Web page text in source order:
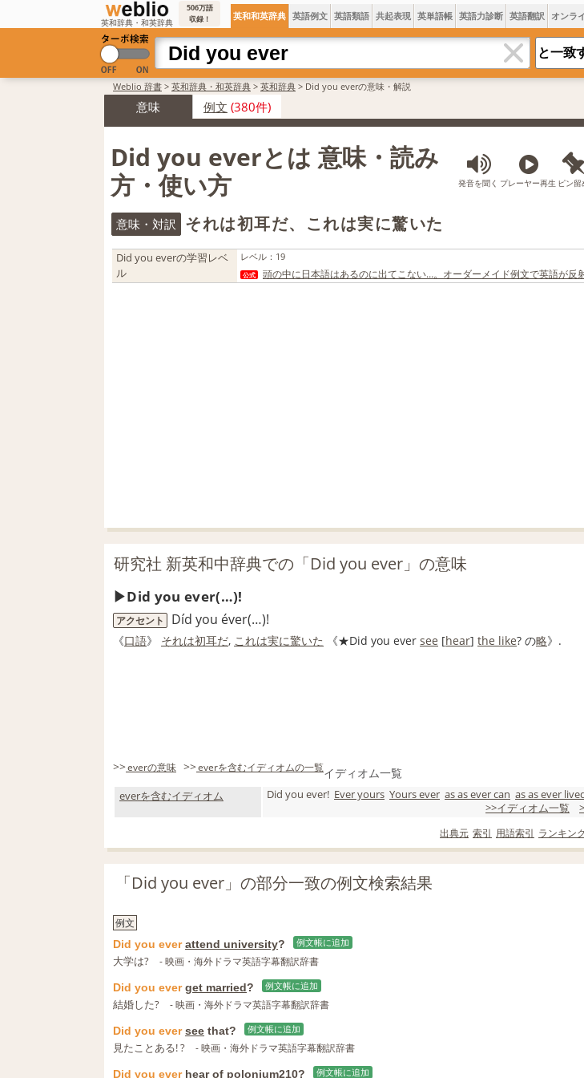
英和辞典・和英辞典
506万語
収録！
英和和英辞典 英語例文 英語類語 共起表現 英単語帳 英語力診断 英語翻訳 オンラ
Weblio 辞書 > 英和辞典・和英辞典 > 英和辞典 > Did you everの意味・解説
意味 例文 (380件)
Did you everとは 意味・読み
方・使い方
発音を聞く プレーヤー再生 ピン留
意味・対訳 それは初耳だ、これは実に驚いた
Did you everの学習レベ
ル
レベル ： 19
公式 頭の中に日本語はあるのに出てこない…。オーダーメイド例文で英語が反
研究社 新英和中辞典での「Did you ever」の意味
Did you ever(…)!
アクセント Díd you éver(…)!
《口語》 それは初耳だ, これは実に驚いた 《★Did you ever see [hear] the like? の略》.
>>everの意味 >>everを含むイディオムの一覧イディオム一覧
everを含むイディオム Did you ever! Ever yours Yours ever as as ever can as as ever
>>イディオム一覧
出典元 索引 用語索引 ランキン
「Did you ever」の部分一致の例文検索結果
例文
Did you ever attend university? 例文帳に追加
大学は? - 映画・海外ドラマ英語字幕翻訳辞書
Did you ever get married? 例文帳に追加
結婚した? - 映画・海外ドラマ英語字幕翻訳辞書
Did you ever see that? 例文帳に追加
見たことある! ? - 映画・海外ドラマ英語字幕翻訳辞書
Did you ever hear of polonium210? 例文帳に追加